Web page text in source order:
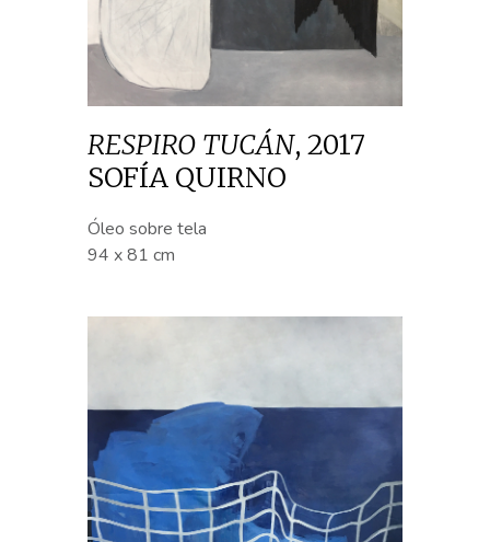
RESPIRO TUCÁN, 2017
SOFÍA QUIRNO
Óleo sobre tela
94 x 81 cm